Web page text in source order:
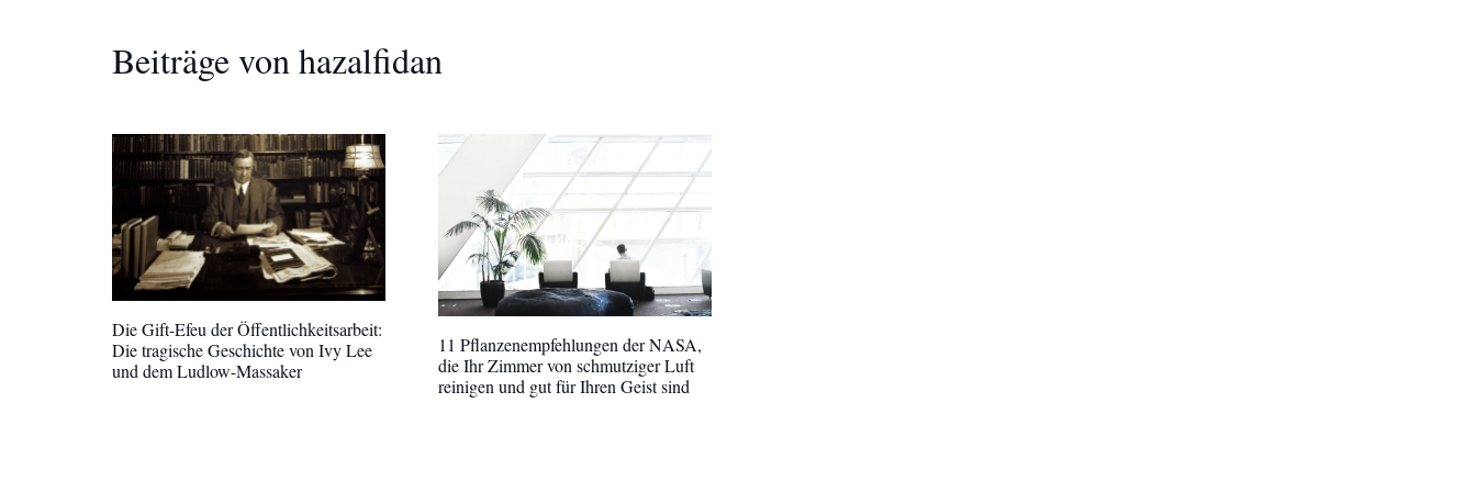
Beiträge von hazalfidan
Die Gift-Efeu der Öffentlichkeitsarbeit:
Die tragische Geschichte von Ivy Lee
und dem Ludlow-Massaker
11 Pflanzenempfehlungen der NASA,
die Ihr Zimmer von schmutziger Luft
reinigen und gut für Ihren Geist sind